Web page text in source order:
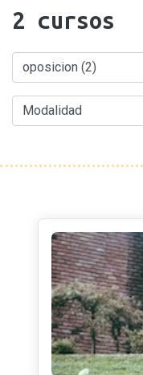
2 cursos